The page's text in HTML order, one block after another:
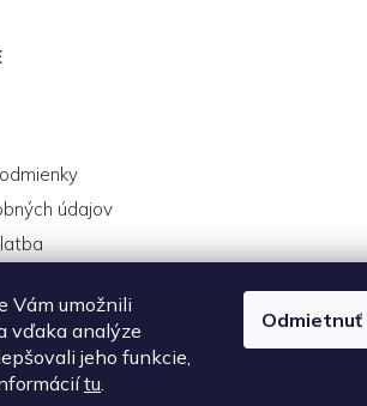
Vám umožnili
vďaka analýze
jeho funkcie,
tu.
Odmietnuť
údajov
DJI